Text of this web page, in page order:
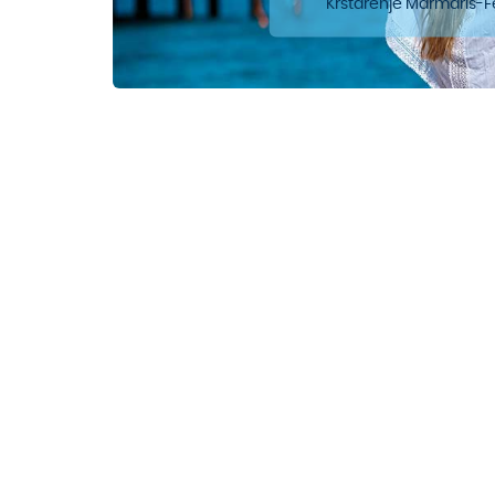
Krstarenje Marmaris-